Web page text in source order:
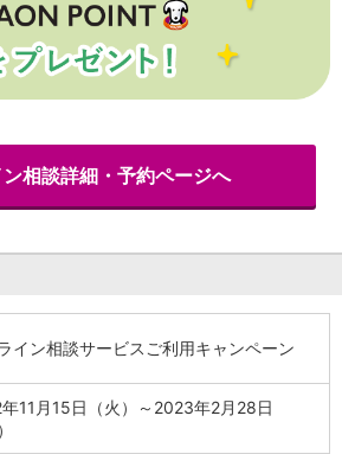
相談詳細・予約ページへ
イン相談サービスご利用キャンペーン
11月15日（火）～2023年2月28日